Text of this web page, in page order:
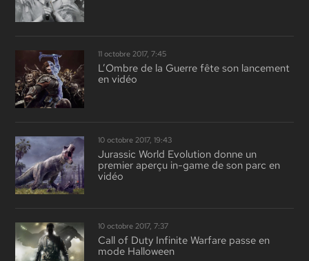
11 octobre 2017, 7:45
L’Ombre de la Guerre fête son lancement
en vidéo
10 octobre 2017, 19:43
Jurassic World Evolution donne un
premier aperçu in-game de son parc en
vidéo
10 octobre 2017, 7:37
Call of Duty Infinite Warfare passe en
mode Halloween